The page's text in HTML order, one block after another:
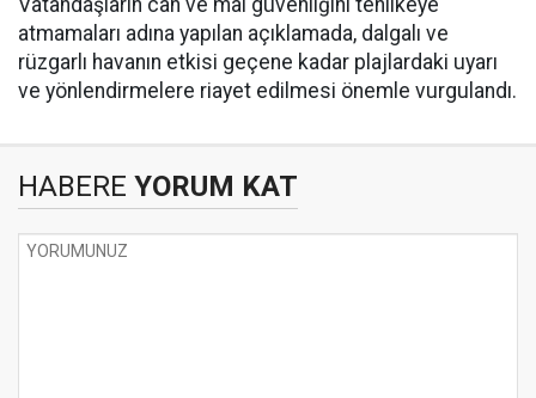
atmamaları adına yapılan açıklamada, dalgalı ve
rüzgarlı havanın etkisi geçene kadar plajlardaki uyarı
ve yönlendirmelere riayet edilmesi önemle vurgulandı.
HABERE YORUM KAT